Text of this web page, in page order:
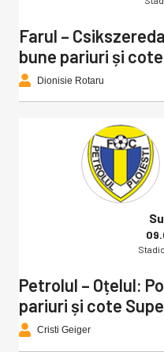
Farul –
bune pariuri și
Dionisie Rotaru
Petrolul – Oțelul:
pariuri și cote
Cristi Geiger